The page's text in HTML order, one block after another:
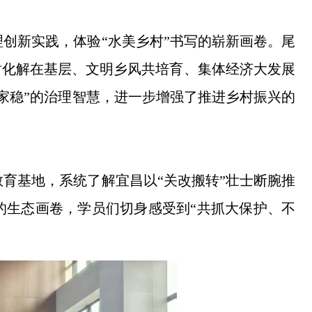
新实践，体验“水美乡村”书写的崭新画卷。尾
解在基层、文明乡风共培育、集体经济大发展
”的治理智慧，进一步增强了推进乡村振兴的
基地，系统了解宜昌以“关改搬转”壮士断腕推
态画卷，学员们切身感受到“共抓大保护、不